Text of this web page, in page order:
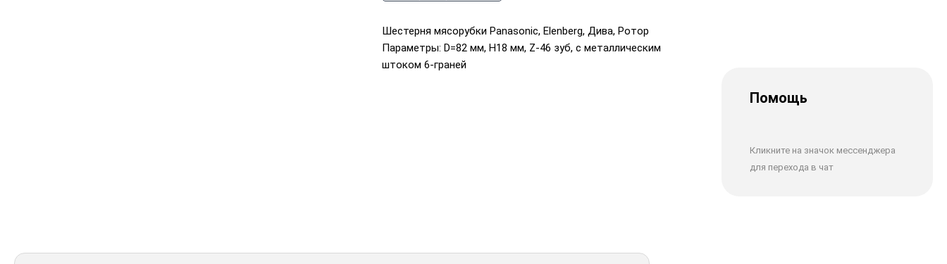
Шестерня мясорубки Panasonic, Elenberg, Дива, Ротор
Параметры: D=82 мм, H18 мм, Z-46 зуб, с металлическим
штоком 6-граней
Помощь
Кликните на значок мессенджера
для перехода в чат